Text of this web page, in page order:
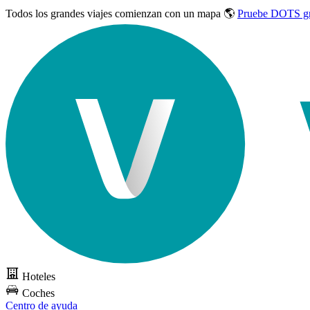
Todos los grandes viajes comienzan con un mapa 🌎 Pruebe DOTS
Hoteles
Coches
Centro de ayuda